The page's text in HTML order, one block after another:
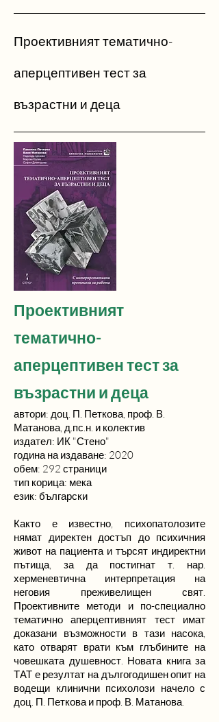
Проективният тематично-
аперцептивен тест за
възрастни и деца
Проективният
тематично-
аперцептивен тест за
възрастни и деца
автори: доц. П. Петкова, проф. В.
Матанова, д.пс.н. и колектив
издател: ИК "Стено"
година на издаване: 2020
обем: 292 страници
тип корица: мека
език: български
Както е известно, психопатолозите
нямат директен достъп до психичния
живот на пациента и търсят индиректни
пътища, за да постигнат т. нар.
херменевтична интерпретация на
неговия преживелищен свят.
Проективните методи и по-специално
тематично аперцептивният тест имат
доказани възможности в тази насока,
като отварят врати към глъбините на
човешката душевност. Новата книга за
ТАТ е резултат на дългогодишен опит на
водещи клинични психолози начело с
доц. П. Петкова и проф. В. Матанова.